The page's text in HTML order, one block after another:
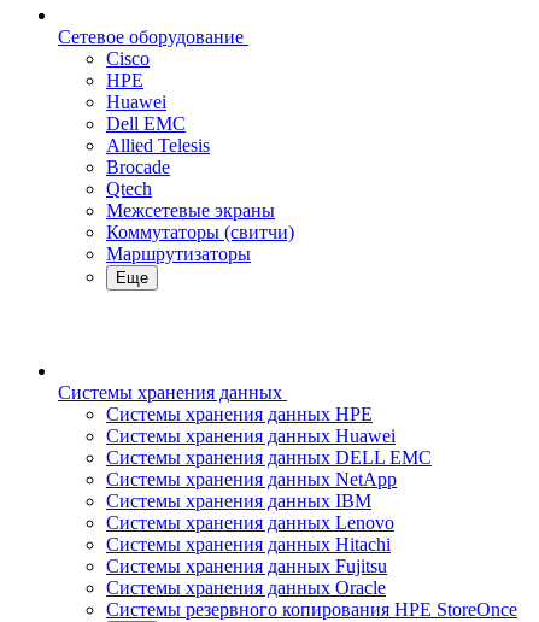
Сетевое оборудование
Cisco
HPE
Huawei
Dell EMC
Allied Telesis
Brocade
Qtech
Межсетевые экраны
Коммутаторы (свитчи)
Маршрутизаторы
Еще
Системы хранения данных
Системы хранения данных HPE
Системы хранения данных Huawei
Системы хранения данных DELL EMC
Cистемы хранения данных NetApp
Системы хранения данных IBM
Системы хранения данных Lenovo
Системы хранения данных Hitachi
Системы хранения данных Fujitsu
Системы хранения данных Oracle
Системы резервного копирования HPE StoreOnce